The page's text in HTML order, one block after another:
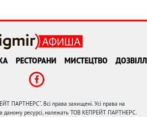
РЕСТОРАНИ МИСТЕЦТВО
ПАРТНЕРС". Всі права захищені. Усі права на
даному ресурсі, належать ТОВ КЕПРЕЙТ ПАРТНЕРС.